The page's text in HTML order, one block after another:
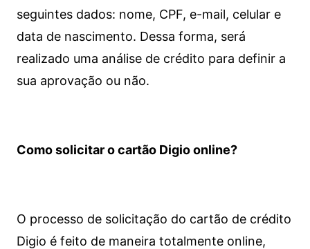
seguintes dados: nome, CPF, e-mail, celular e
data de nascimento. Dessa forma, será
realizado uma análise de crédito para definir a
sua aprovação ou não.
Como solicitar o cartão Digio online?
O processo de solicitação do cartão de crédito
Digio é feito de maneira totalmente online,